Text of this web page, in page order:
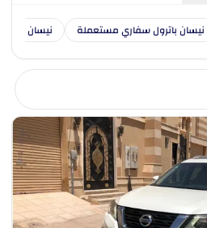
نيسان باترول سفاري مستعملة نيسان اكس